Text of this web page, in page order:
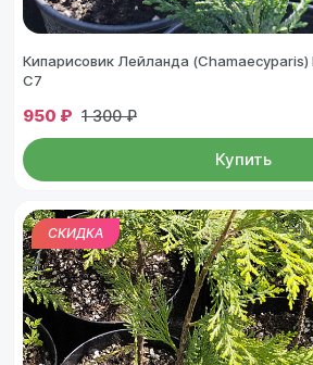
Кипарисовик Лейланда
С7
1 300 ₽
950 ₽
Купить
СКИДКА